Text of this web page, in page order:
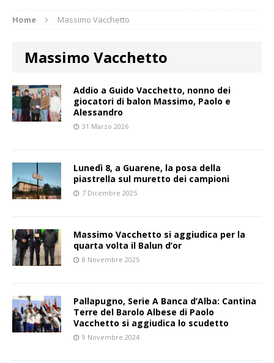
Home Massimo Vacchetto
Massimo Vacchetto
Addio a Guido Vacchetto, nonno dei
giocatori di balon Massimo, Paolo e
Alessandro
31 Marzo 2026
Lunedì 8, a Guarene, la posa della
piastrella sul muretto dei campioni
7 Dicembre 2025
Massimo Vacchetto si aggiudica per la
quarta volta il Balun d’or
8 Novembre 2025
Pallapugno, Serie A Banca d’Alba: Cantina
Terre del Barolo Albese di Paolo
Vacchetto si aggiudica lo scudetto
9 Novembre 2024